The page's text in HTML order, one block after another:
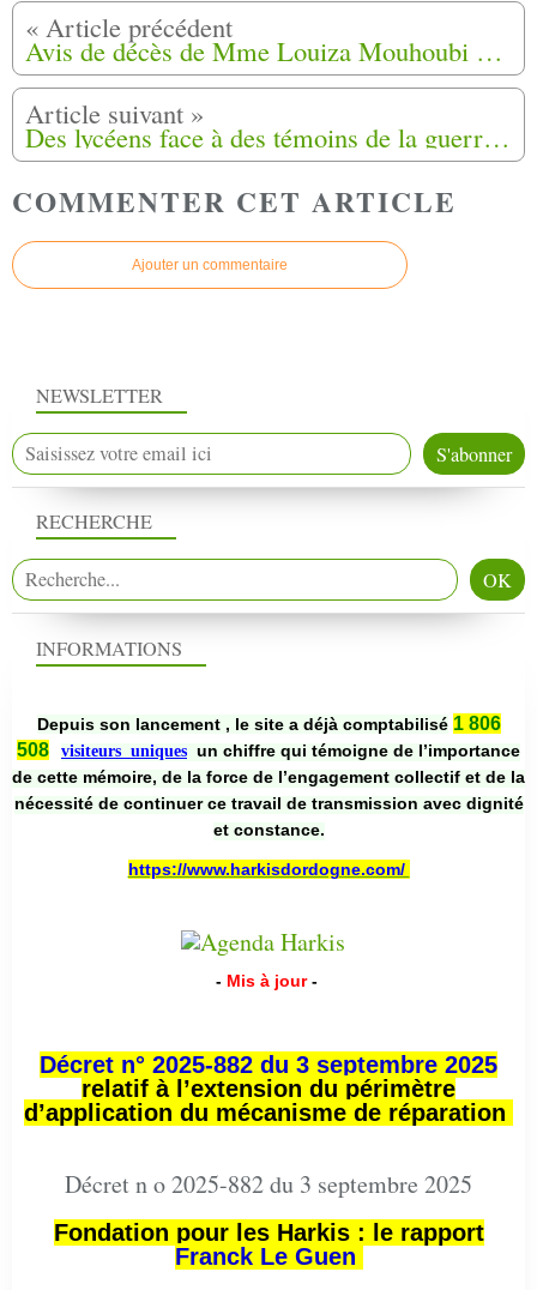
Avis de décès de Mme Louiza Mouhoubi de Bergerac (24)
Des lycéens face à des témoins de la guerre d’Algérie à Angers (49)
COMMENTER CET ARTICLE
Ajouter un commentaire
NEWSLETTER
RECHERCHE
INFORMATIONS
Depuis son lancement , le site a déjà comptabilisé 1 806
508
visiteurs uniques un chiffre qui témoigne de l’importance
de cette mémoire, de la force de l’engagement collectif et de la
nécessité de continuer ce travail de transmission avec dignité
et constance.
https://www.harkisdordogne.com/
- Mis à jour -
Décret n° 2025-882 du 3 septembre 2025
relatif à l’extension du périmètre
d’application du mécanisme de réparation
Décret n o 2025-882 du 3 septembre 2025
Fondation pour les Harkis : le rapport
Franck Le Guen